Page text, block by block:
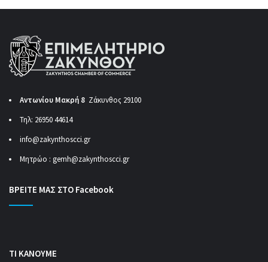
Αντωνίου Μακρή 8 Ζάκυνθος 29100
Τηλ: 26950 44614
info@zakynthoscci.gr
Μητρώο : gemh@zakynthoscci.gr
ΒΡΕΙΤΕ ΜΑΣ ΣΤΟ Facebook
ΤΙ ΚΑΝΟΥΜΕ